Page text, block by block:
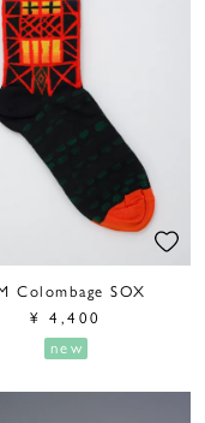
Colombage SOX
¥ 4,400
new